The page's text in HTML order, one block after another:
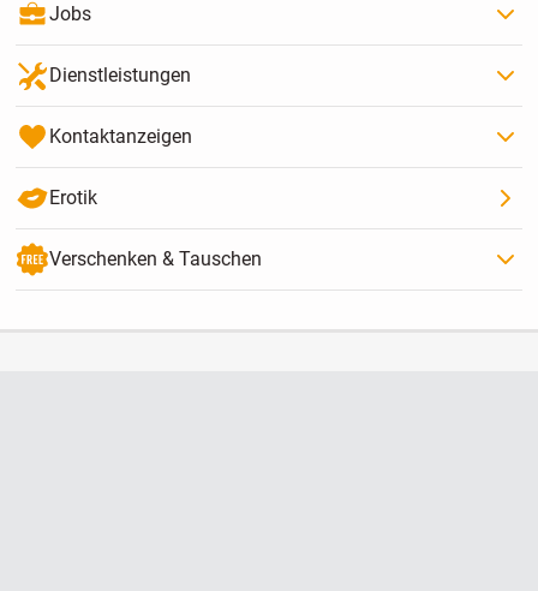
Jobs
Dienstleistungen
Kontaktanzeigen
Erotik
Verschenken & Tauschen